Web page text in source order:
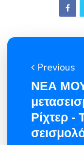
Previous
ΝΕΑ
Ρίχτερ -